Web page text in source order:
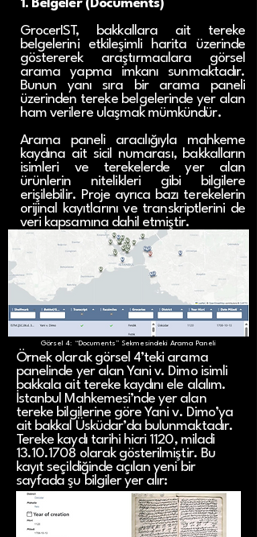
1. Belgeler (Documents)
GrocerIST, bakkallara ait tereke
belgelerini etkileşimli harita üzerinde
göstererek araştırmacılara görsel
arama yapma imkanı sunmaktadır.
Bunun yanı sıra bir arama paneli
üzerinden tereke belgelerinde yer alan
ham verilere ulaşmak mümkündür.
Arama paneli aracılığıyla mahkeme
kaydına ait sicil numarası, bakkalların
isimleri ve terekelerde yer alan
ürünlerin nitelikleri gibi bilgilere
erişilebilir. Proje ayrıca bazı terekelerin
orijinal kayıtlarını ve transkriptlerini de
veri kapsamına dahil etmiştir.
Görsel 4: “Documents” Sekmesindeki Arama Paneli
Örnek olarak görsel 4’teki arama
panelinde yer alan Yani v. Dimo isimli
bakkala ait tereke kaydını ele alalım.
İstanbul Mahkemesi’nde yer alan
tereke bilgilerine göre Yani v. Dimo’ya
ait bakkal Üsküdar’da bulunmaktadır.
Tereke kaydı tarihi hicri 1120, miladi
13.10.1708 olarak gösterilmiştir. Bu
kayıt seçildiğinde açılan yeni bir
sayfada şu bilgiler yer alır: